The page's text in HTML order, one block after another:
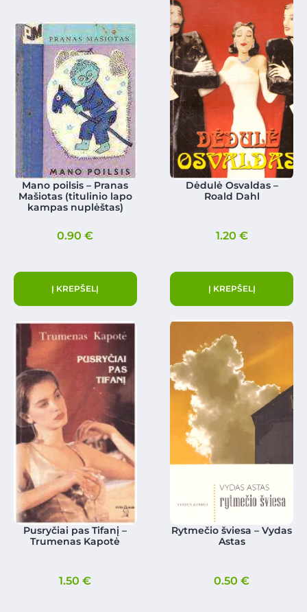
Mano poilsis – Pranas
Mašiotas (titulinio lapo
kampas nuplėštas)
0.90€
Į KREPŠELĮ
Dėdulė Osvaldas –
Roald Dahl
1.20 €
Į KREPŠELĮ
Pusryčiai pas Tifanį –
Trumenas Kapotė
1.50€
Rytmečio šviesa – Vydas
Astas
0.50€